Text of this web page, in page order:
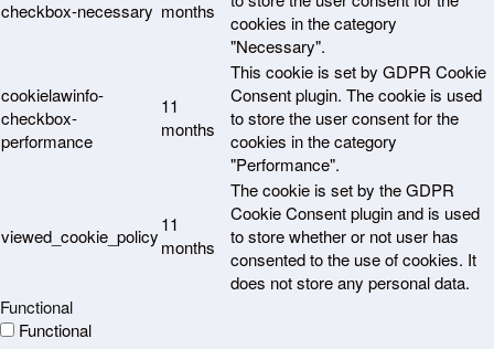
checkbox-necessary months
cookies in the category
"Necessary".
cookielawinfo-
checkbox-
performance
11
months
This cookie is set by GDPR Cookie
Consent plugin. The cookie is used
to store the user consent for the
cookies in the category
"Performance".
viewed_cookie_policy
11
months
The cookie is set by the GDPR
Cookie Consent plugin and is used
to store whether or not user has
consented to the use of cookies. It
does not store any personal data.
Functional
Functional